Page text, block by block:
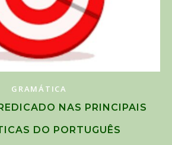
GRAMÁTICA
NAS PRINCIPAIS
DO PORTUGUÊS